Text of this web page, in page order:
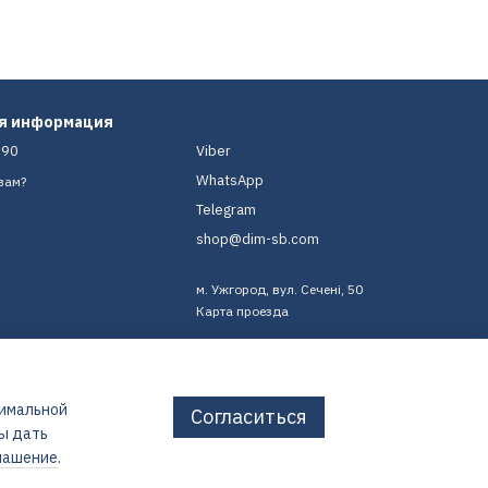
информация
Viber
WhatsApp
Telegram
shop@dim-sb.com
м. Ужгород, вул. Сечені, 50
Карта проезда
дать
.
Согласиться